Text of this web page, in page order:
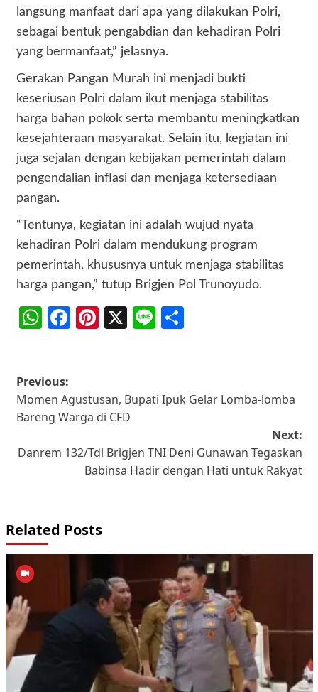
langsung manfaat dari apa yang dilakukan Polri,
sebagai bentuk pengabdian dan kehadiran Polri
yang bermanfaat,” jelasnya.
Gerakan Pangan Murah ini menjadi bukti
keseriusan Polri dalam ikut menjaga stabilitas
harga bahan pokok serta membantu meningkatkan
kesejahteraan masyarakat. Selain itu, kegiatan ini
juga sejalan dengan kebijakan pemerintah dalam
pengendalian inflasi dan menjaga ketersediaan
pangan.
“Tentunya, kegiatan ini adalah wujud nyata
kehadiran Polri dalam mendukung program
pemerintah, khususnya untuk menjaga stabilitas
harga pangan,” tutup Brigjen Pol Trunoyudo.
WhatsApp
Facebook
Pinterest
X Line
Post
navigation
Previous:
Momen Agustusan, Bupati Ipuk Gelar Lomba-lomba
Bareng Warga di CFD
Next:
Danrem 132/Tdl Brigjen TNI Deni Gunawan Tegaskan
Babinsa Hadir dengan Hati untuk Rakyat
Related Posts